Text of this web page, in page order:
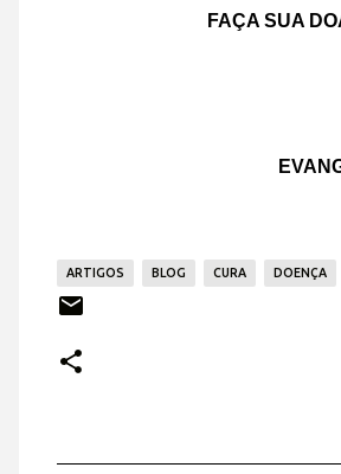
FAÇA SUA
ARTIGOS BLOG CURA DOENÇA